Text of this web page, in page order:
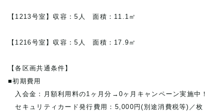
【1213号室】収容：5人 面積：11.1㎡
【1216号室】収容：5人 面積：17.9㎡
【各区画共通条件】
■初期費用
入会金：月額利用料の1ヶ月分→0ヶ月キャンペーン実施中！
セキュリティカード発行費用：5,000円(別途消費税等)／枚